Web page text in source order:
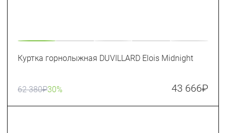
Куртка горнолыжная DUVILLARD Elois Midnight
62 380₽30% 43 666₽